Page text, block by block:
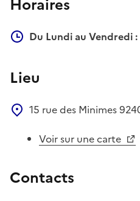
Horaires
Du Lundi au Vendredi :
Lieu
15 rue des Minimes
Voir sur une carte
Contacts